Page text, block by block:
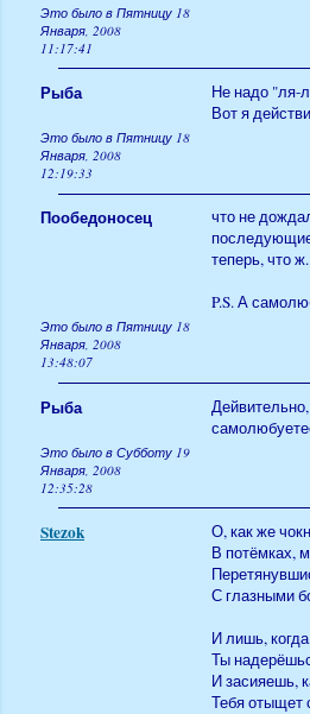
Это было в Пятницу 18
Января, 2008
11:17:41
Рыба
Не надо "ля-
Вот я
Это было в Пятницу 18
Января, 2008
12:19:33
Пообедоносец
что не
теперь, что
P.S. А
Это было в Пятницу 18
Января, 2008
13:48:07
Рыба
Это было в Субботу 19
Января, 2008
12:35:28
Stezok
О, как же
В потёмках,
С глазными
И лишь,
Ты
И засияешь,
Тебя отыщет